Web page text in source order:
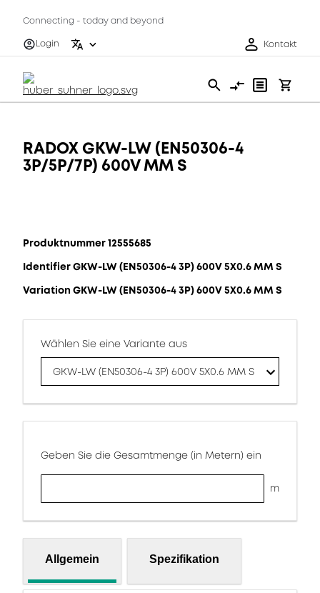
Connecting - today and beyond
Login
Kontakt
RADOX GKW-LW (EN50306-4
3P/5P/7P) 600V MM S
Produktnummer 12555685
Identifier GKW-LW (EN50306-4 3P) 600V 5X0.6 MM S
Variation GKW-LW (EN50306-4 3P) 600V 5X0.6 MM S
Wählen Sie eine Variante aus
GKW-LW (EN50306-4 3P) 600V 5X0.6 MM S
Geben Sie die Gesamtmenge (in Metern) ein
m
Allgemein Spezifikation